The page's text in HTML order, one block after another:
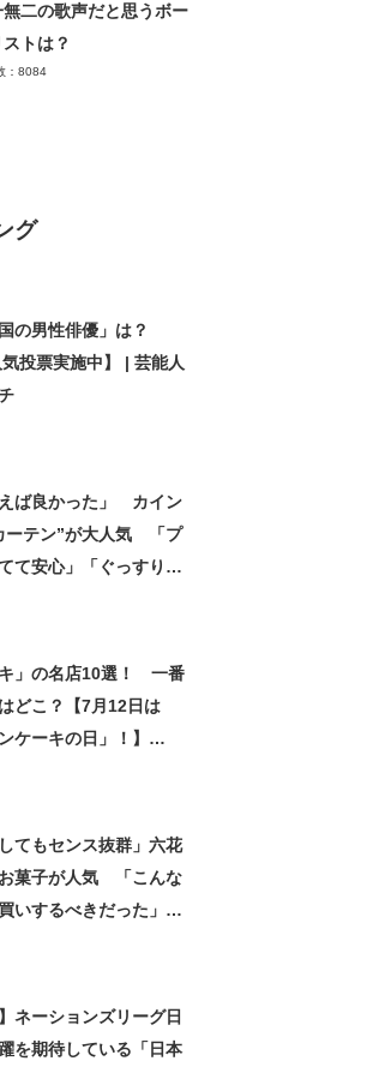
無二の歌声だと思うボー
トは？
：8084
グ
の男性俳優」は？
気投票実施中】 | 芸能人
えば良かった」 カイン
ーテン”が大人気 「プ
て安心」「ぐっすり眠
」の名店10選！ 一番
どこ？【7月12日は
ケーキの日」！】
てもセンス抜群」六花
菓子が人気 「こんな
いするべきだった」
ネーションズリーグ日
を期待している「日本